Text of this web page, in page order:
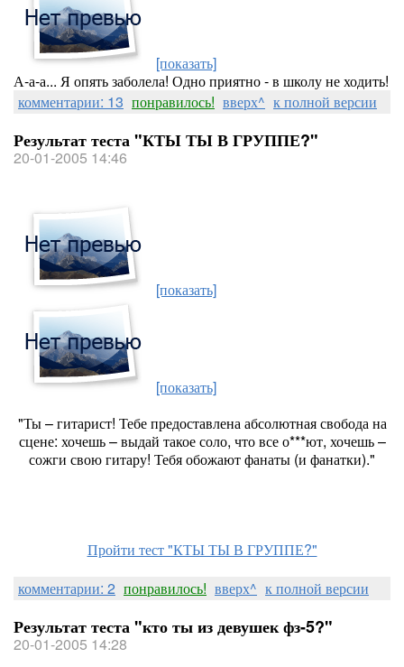
[показать]
А-а-а... Я опять заболела! Одно приятно - в школу не ходить!
комментарии: 13 понравилось! вверх^ к полной версии
Результат теста "КТЫ ТЫ В ГРУППЕ?"
20-01-2005 14:46
[показать]
[показать]
"Ты – гитарист! Тебе предоставлена абсолютная свобода на
сцене: хочешь – выдай такое соло, что все о***ют, хочешь –
сожги свою гитару! Тебя обожают фанаты (и фанатки)."
Пройти тест "КТЫ ТЫ В ГРУППЕ?"
комментарии: 2 понравилось! вверх^ к полной версии
Результат теста "кто ты из девушек фз-5?"
20-01-2005 14:28